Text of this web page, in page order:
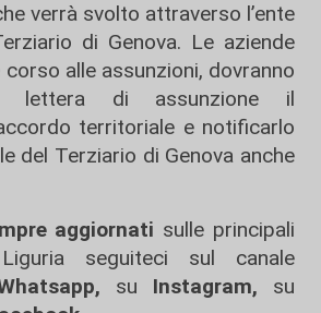
verrà svolto attraverso l’ente
di Genova. Le aziende
alle assunzioni, dovranno
lettera di assunzione il
territoriale e notificarlo
del Terziario di Genova anche
aggiornati sulle principali
seguiteci sul canale
su Instagram, su